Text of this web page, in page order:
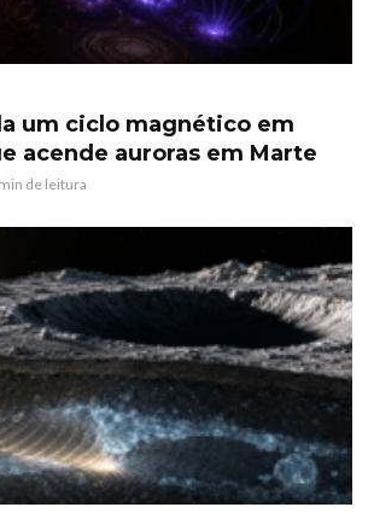
um ciclo magnético em
acende auroras em Marte
de leitura